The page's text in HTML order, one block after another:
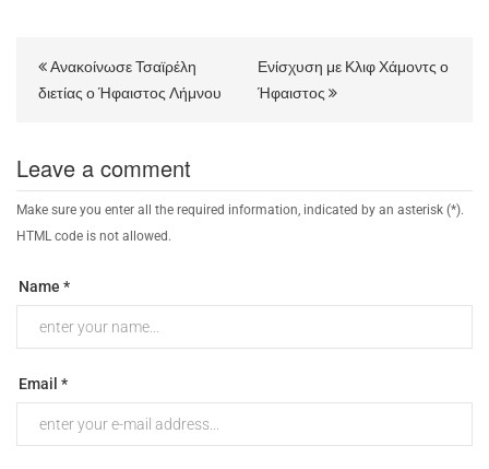
Ανακοίνωσε Τσαϊρέλη
διετίας ο Ήφαιστος Λήμνου
Ενίσχυση με Κλιφ Χάμοντς ο
Ήφαιστος
Leave a comment
Make sure you enter all the required information, indicated by an asterisk (*).
HTML code is not allowed.
Name *
Email *